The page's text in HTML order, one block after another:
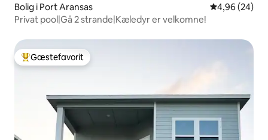
Bolig i Port Aransas 4,96 ud af 5 i
4,96 (24)
Privat pool|Gå 2 strande|Kæledyr er velkomne!
Bedste gæstefavorit
Gæstefavorit